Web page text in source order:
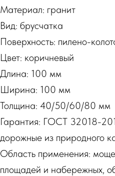
Материал: гранит
Вид: брусчатка
Поверхность: пилено-
Цвет: коричневый
Длина: 100 мм
Ширина: 100 мм
Толщина: 40/50/60/80 мм
Гарантия: ГОСТ 32018-
дорожные из природного
Область применения:
площадей и набережных,